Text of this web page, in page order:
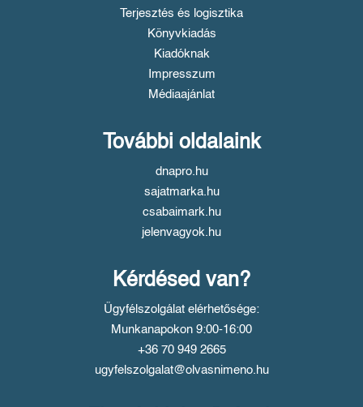
Terjesztés és logisztika
Könyvkiadás
Kiadóknak
Impresszum
Médiaajánlat
További oldalaink
dnapro.hu
sajatmarka.hu
csabaimark.hu
jelenvagyok.hu
Kérdésed van?
Ügyfélszolgálat elérhetősége:
Munkanapokon 9:00-16:00
+36 70 949 2665
ugyfelszolgalat@olvasnimeno.hu